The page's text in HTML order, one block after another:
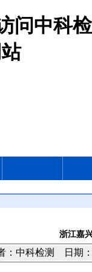
问中科检
浙江嘉
：中科检测 日期